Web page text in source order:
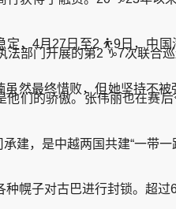
4月27日至2 ⛹9日，中国
部门开展的第2 ♑7次联合
最终惜败，但她坚持不被
们的骄傲。张伟丽也在赛
是中越两国共建“一带一
子对古巴进行封锁。超过